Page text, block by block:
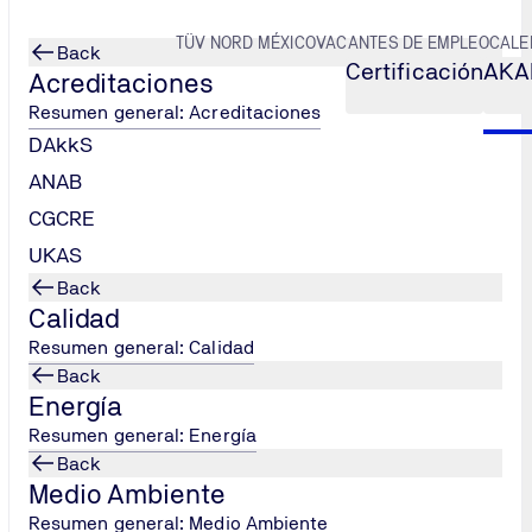
TÜV NORD MÉXICOVACANTES DE EMPLEO
Certificación
Back
Acreditaciones
Resumen general: Acreditaciones
DAkkS
ANAB
CGCRE
UKAS
Back
Calidad
Resumen general: Calidad
Back
Energía
Resumen general: Energía
Back
Medio Ambiente
Resumen general: Medio Ambiente
adquirir los conocimientos y habilidades necesarios
Exchange).
principios y requisitos clave de TISAX®, así como las